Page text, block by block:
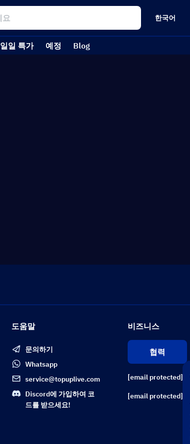
한국어
일일 특가 예정 Blog
도움말
문의하기
Whatsapp
service@topuplive.com
Discord에 가입하여 코
드를 받으세요!
비즈니스
협력
[email protected]
[email protected]